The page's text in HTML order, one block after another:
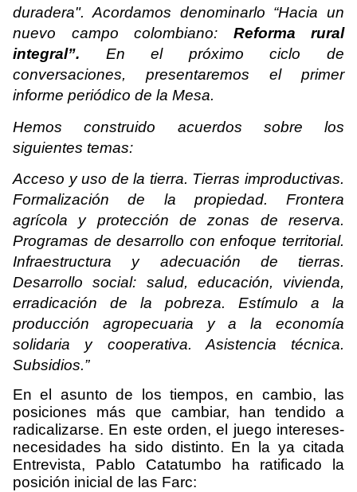
duradera". Acordamos denominarlo “Hacia un
nuevo campo colombiano: Reforma rural
integral”. En el próximo ciclo de
conversaciones, presentaremos el primer
informe periódico de la Mesa.
Hemos construido acuerdos sobre los
siguientes temas:
Acceso y uso de la tierra. Tierras improductivas.
Formalización de la propiedad. Frontera
agrícola y protección de zonas de reserva.
Programas de desarrollo con enfoque territorial.
Infraestructura y adecuación de tierras.
Desarrollo social: salud, educación, vivienda,
erradicación de la pobreza. Estímulo a la
producción agropecuaria y a la economía
solidaria y cooperativa. Asistencia técnica.
Subsidios.”
En el asunto de los tiempos, en cambio, las
posiciones más que cambiar, han tendido a
radicalizarse. En este orden, el juego intereses-
necesidades ha sido distinto. En la ya citada
Entrevista, Pablo Catatumbo ha ratificado la
posición inicial de las Farc: